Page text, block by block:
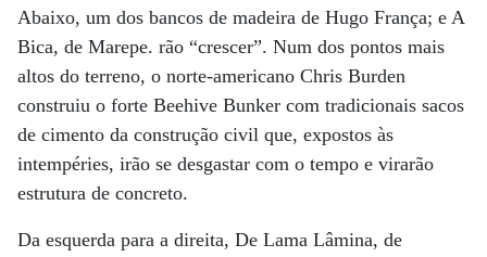
Abaixo, um dos bancos de madeira de Hugo França; e A
Bica, de Marepe. rão “crescer”. Num dos pontos mais
altos do terreno, o norte-americano Chris Burden
construiu o forte Beehive Bunker com tradicionais sacos
de cimento da construção civil que, expostos às
intempéries, irão se desgastar com o tempo e virarão
estrutura de concreto.
Da esquerda para a direita, De Lama Lâmina, de